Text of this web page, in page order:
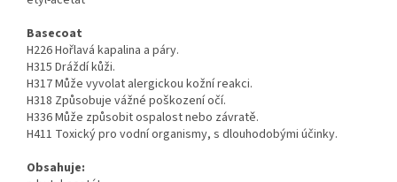
Basecoat
H226 Hořlavá kapalina a páry.
H315 Dráždí kůži.
H317 Může vyvolat alergickou kožní reakci.
H318 Způsobuje vážné poškození očí.
H336 Může způsobit ospalost nebo závratě.
H411 Toxický pro vodní organismy, s dlouhodobými účinky.
Obsahuje: